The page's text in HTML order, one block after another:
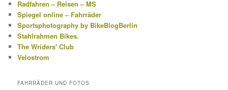
Radfahren – Reisen – MS
Spiegel online – Fahrräder
Sportsphotography by BikeBlogBerlin
Stahlrahmen Bikes.
The Wriders' Club
Velostrom
FAHRRÄDER UND FOTOS